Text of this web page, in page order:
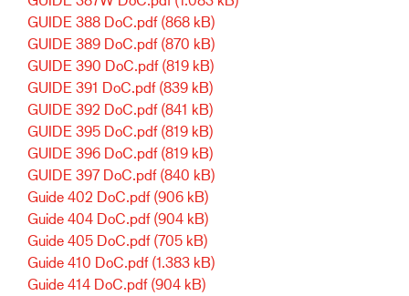
GUIDE 388 DoC.pdf (868 kB)
GUIDE 389 DoC.pdf (870 kB)
GUIDE 390 DoC.pdf (819 kB)
GUIDE 391 DoC.pdf (839 kB)
GUIDE 392 DoC.pdf (841 kB)
GUIDE 395 DoC.pdf (819 kB)
GUIDE 396 DoC.pdf (819 kB)
GUIDE 397 DoC.pdf (840 kB)
Guide 402 DoC.pdf (906 kB)
Guide 404 DoC.pdf (904 kB)
Guide 405 DoC.pdf (705 kB)
Guide 410 DoC.pdf (1.383 kB)
Guide 414 DoC.pdf (904 kB)